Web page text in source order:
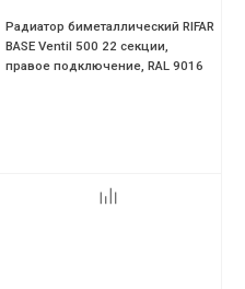
Радиатор биметаллический RIFAR
BASE Ventil 500 22 секции,
правое подключение, RAL 9016